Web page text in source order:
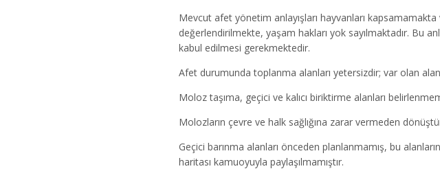
Mevcut afet yönetim anlayışları hayvanları
değerlendirilmekte, yaşam hakları yok sayılmaktadır. Bu
kabul edilmesi gerekmektedir.
Afet durumunda toplanma alanları yetersizdir; var olan
Moloz taşıma, geçici ve kalıcı biriktirme alanları
Molozların çevre ve halk sağlığına zarar vermeden
Geçici barınma alanları önceden planlanmamış, bu
haritası kamuoyuyla paylaşılmamıştır.